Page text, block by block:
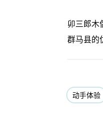
卯三郎木
群马县的
动手体验